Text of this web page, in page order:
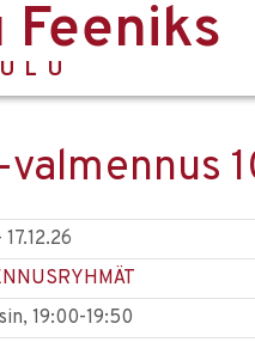
valmennus
19:00-19:50